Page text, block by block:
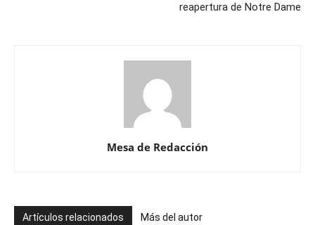
reapertura de Notre Dame
Mesa de Redacción
Artículos relacionados Más del autor